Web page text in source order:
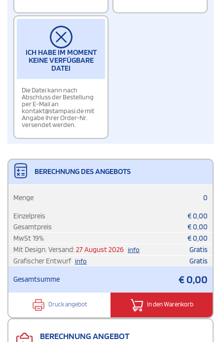
ICH HABE IM MOMENT
KEINE VERFÜGBARE
DATEI
Die Datei kann nach
Abschluss der Bestellung
per E-Mail an
kontakt@stampasi.de mit
Angabe Ihrer Order-Nr.
versendet werden.
BERECHNUNG DES ANGEBOTS
Menge 0
Einzelpreis €0,00
Gesamtpreis
€0,00
MwSt19% €0,00
Mit Design. Versand: 27 August 2026 info
Gratis
Grafischer Entwurf info Gratis
Gesamtsumme €0,00
Druck angebot In den Warenkorb
BERECHNUNG ANGEBOT